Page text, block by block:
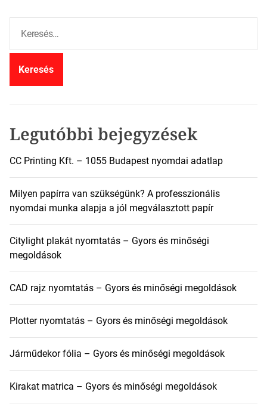
r
Legutóbbi bejegyzések
CC Printing Kft. – 1055 Budapest nyomdai adatlap
Milyen papírra van szükségünk? A professzionális
nyomdai munka alapja a jól megválasztott papír
Citylight plakát nyomtatás – Gyors és minőségi
megoldások
CAD rajz nyomtatás – Gyors és minőségi megoldások
Plotter nyomtatás – Gyors és minőségi megoldások
Járműdekor fólia – Gyors és minőségi megoldások
Kirakat matrica – Gyors és minőségi megoldások